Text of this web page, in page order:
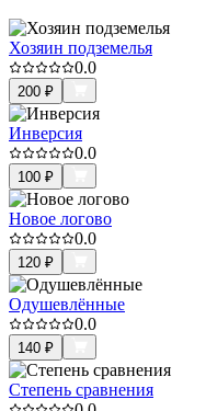
Хозяин подземелья
0.0
200 ₽
Инверсия
0.0
100 ₽
Новое логово
0.0
120 ₽
Одушевлённые
0.0
140 ₽
Степень сравнения